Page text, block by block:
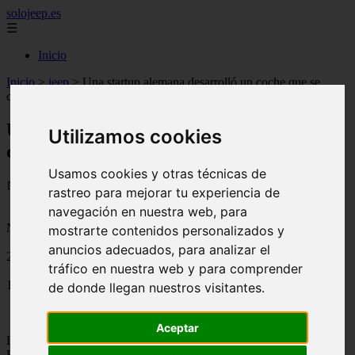
Utilizamos cookies
Usamos cookies y otras técnicas de
rastreo para mejorar tu experiencia de
navegación en nuestra web, para
mostrarte contenidos personalizados y
anuncios adecuados, para analizar el
tráfico en nuestra web y para comprender
de donde llegan nuestros visitantes.
Aceptar
solojeep.es
☰
Inicio
Inicio > jeep >Una startup alemana desarrolló un coche que se
carga con energía solar
Una startup alemana desarrolló un coche
que se carga con energía solar
📅 02/07/2025
Novedades del Motor
2019-04-19
1219
La nueva empresa alemana Sono se está asociando con National